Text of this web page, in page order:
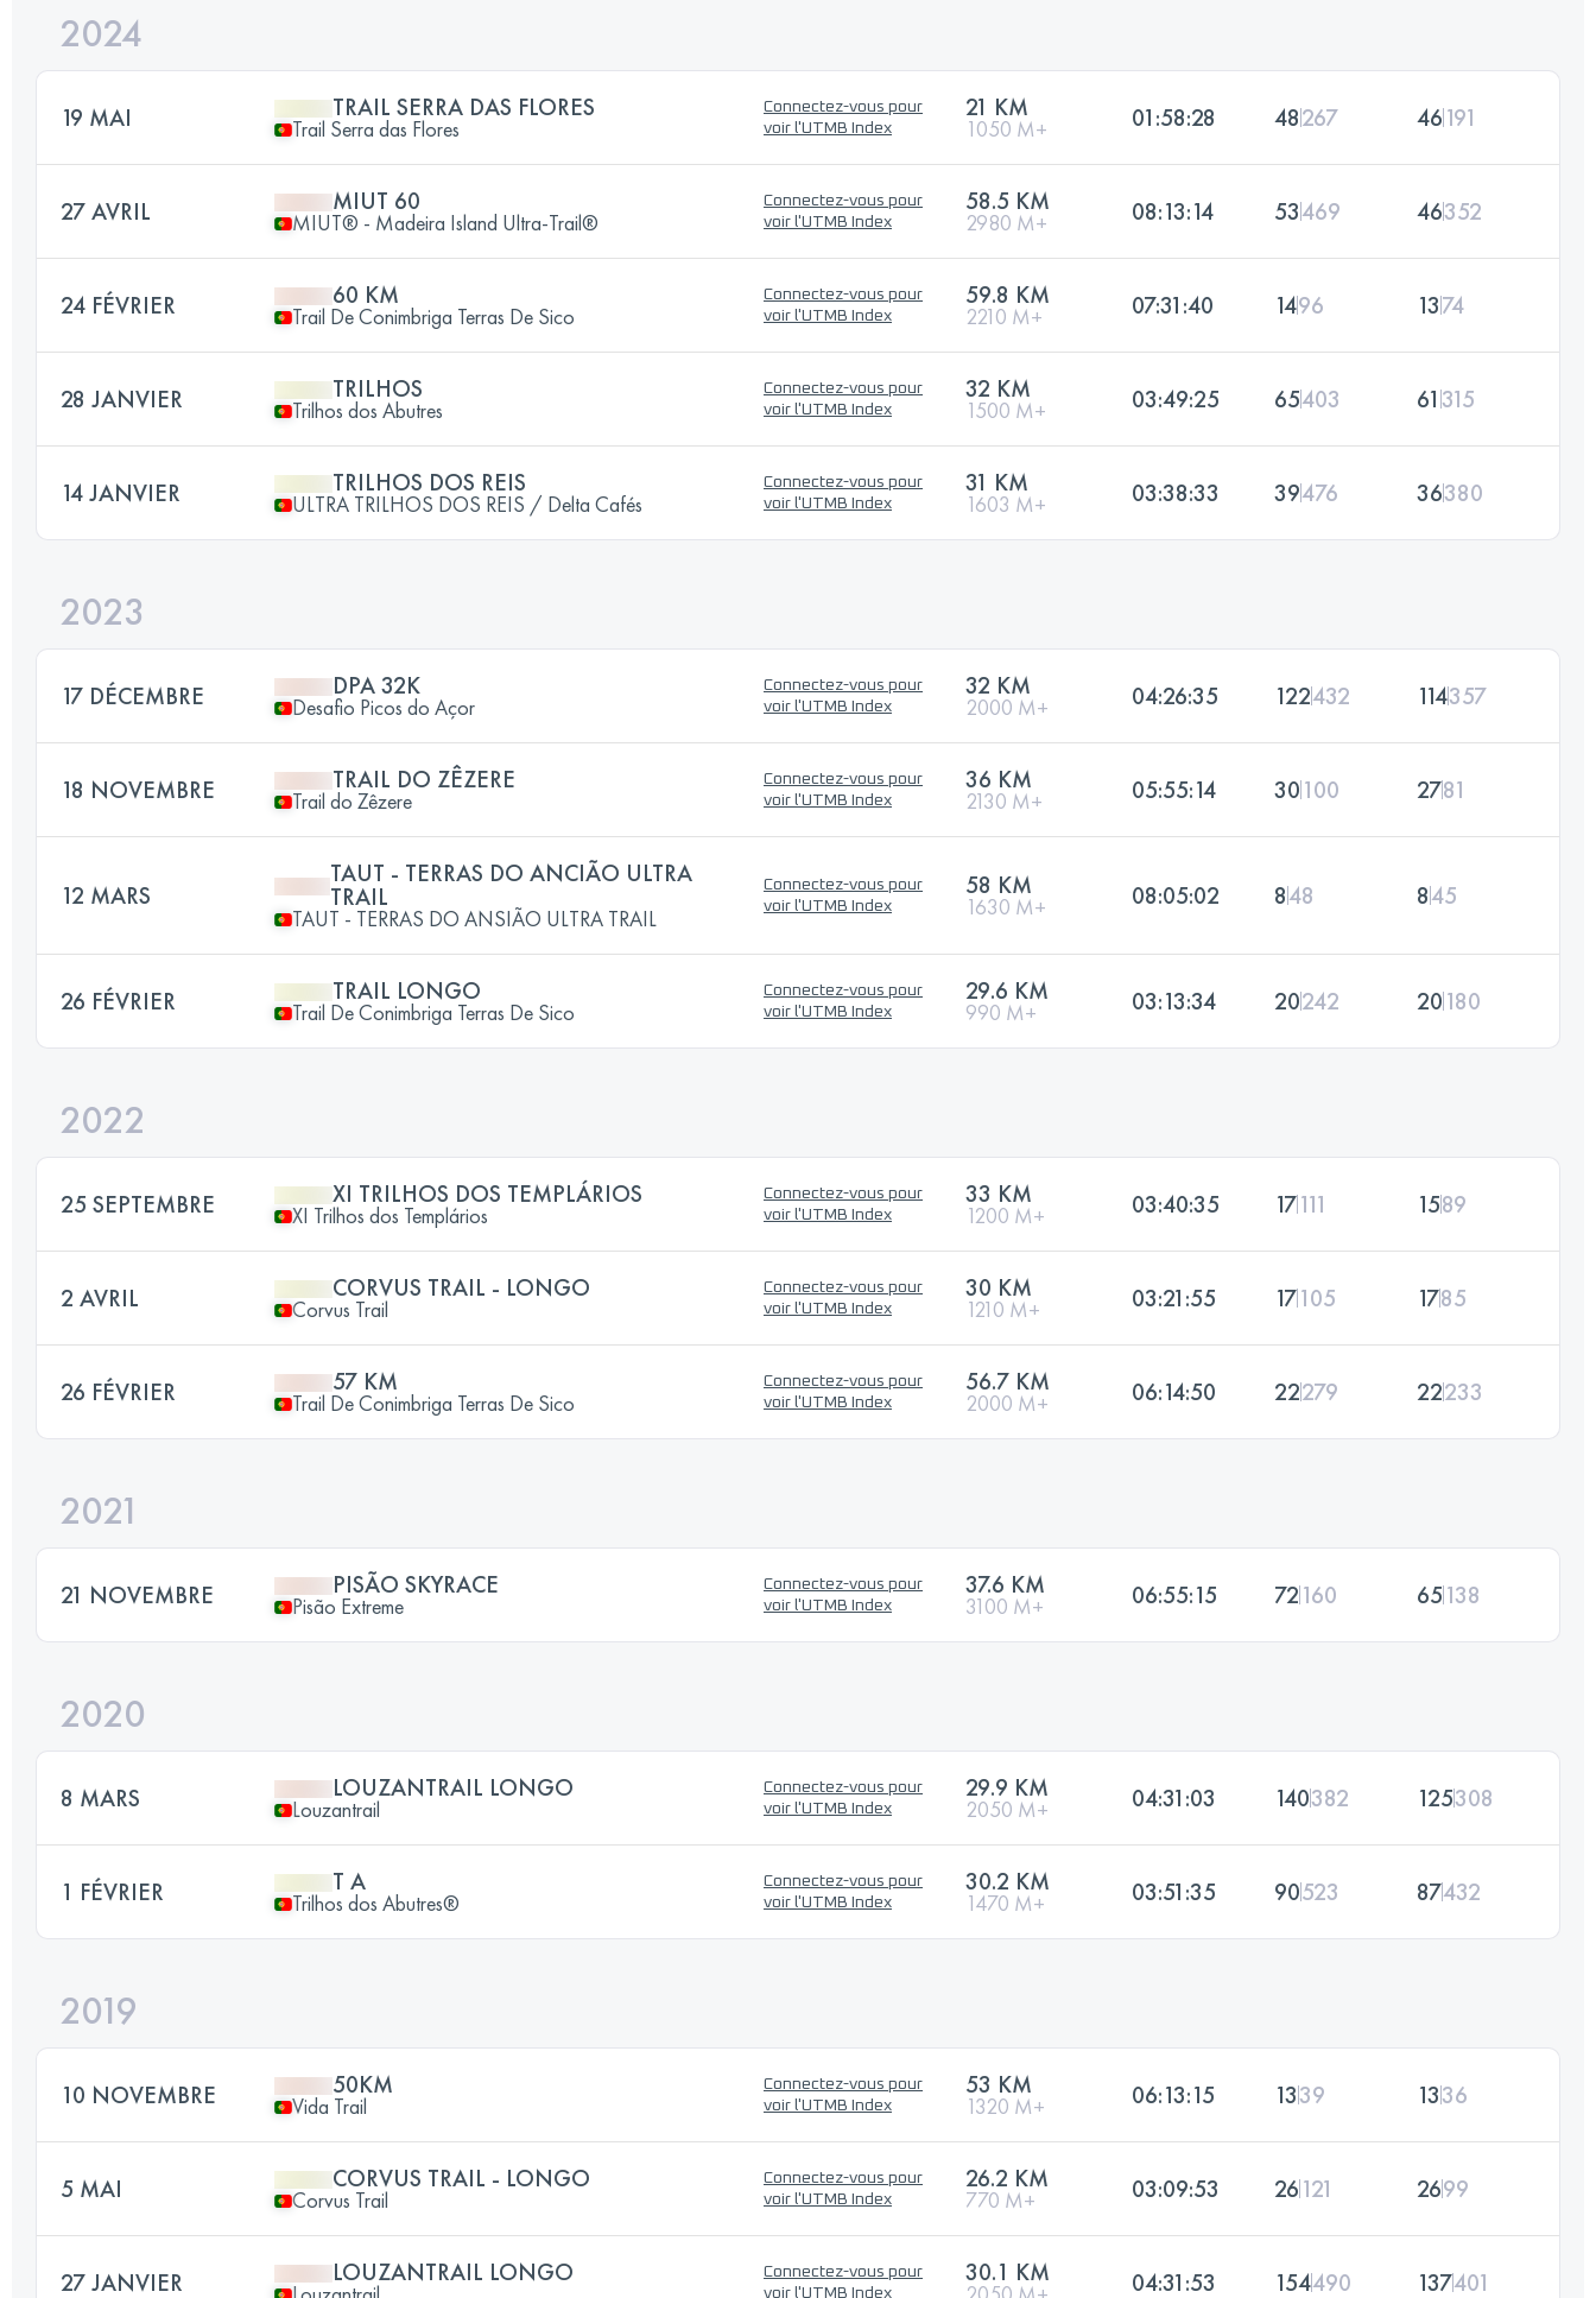
2024
19 MAI TRAIL SERRA DAS FLORES
Trail Serra das Flores
Connectez-vous pour
voir l'UTMB Index
21 KM
1050 M+ 01:58:28 48267 46191
27 AVRIL MIUT 60
MIUT® - Madeira Island Ultra-Trail®
Connectez-vous pour
voir l'UTMB Index
58.5 KM
2980 M+ 08:13:14 53469 46352
24 FÉVRIER 60 KM
Trail De Conimbriga Terras De Sico
Connectez-vous pour
voir l'UTMB Index
59.8 KM
2210 M+ 07:31:40 1496 1374
28 JANVIER TRILHOS
Trilhos dos Abutres
Connectez-vous pour
voir l'UTMB Index
32 KM
1500 M+ 03:49:25 65403 61315
14 JANVIER TRILHOS DOS REIS
ULTRA TRILHOS DOS REIS / Delta Cafés
Connectez-vous pour
voir l'UTMB Index
31 KM
1603 M+ 03:38:33 39476 36380
2023
17 DÉCEMBRE DPA 32K
Desafio Picos do Açor
Connectez-vous pour
voir l'UTMB Index
32 KM
2000 M+ 04:26:35 122432 114357
18 NOVEMBRE TRAIL DO ZÊZERE
Trail do Zêzere
Connectez-vous pour
voir l'UTMB Index
36 KM
2130 M+ 05:55:14 30100 2781
12 MARS
TAUT - TERRAS DO ANCIÃO ULTRA
TRAIL
TAUT - TERRAS DO ANSIÃO ULTRA TRAIL
Connectez-vous pour
voir l'UTMB Index
58 KM
1630 M+ 08:05:02 848 845
26 FÉVRIER TRAIL LONGO
Trail De Conimbriga Terras De Sico
Connectez-vous pour
voir l'UTMB Index
29.6 KM
990 M+ 03:13:34 20242 20180
2022
25 SEPTEMBRE XI TRILHOS DOS TEMPLÁRIOS
XI Trilhos dos Templários
Connectez-vous pour
voir l'UTMB Index
33 KM
1200 M+ 03:40:35 17111 1589
2 AVRIL CORVUS TRAIL - LONGO
Corvus Trail
Connectez-vous pour
voir l'UTMB Index
30 KM
1210 M+ 03:21:55 17105 1785
26 FÉVRIER 57 KM
Trail De Conimbriga Terras De Sico
Connectez-vous pour
voir l'UTMB Index
56.7 KM
2000 M+ 06:14:50 22279 22233
2021
21 NOVEMBRE PISÃO SKYRACE
Pisão Extreme
Connectez-vous pour
voir l'UTMB Index
37.6 KM
3100 M+ 06:55:15 72160 65138
2020
8 MARS LOUZANTRAIL LONGO
Louzantrail
Connectez-vous pour
voir l'UTMB Index
29.9 KM
2050 M+ 04:31:03 140382 125308
1 FÉVRIER T A
Trilhos dos Abutres®
Connectez-vous pour
voir l'UTMB Index
30.2 KM
1470 M+ 03:51:35 90523 87432
2019
10 NOVEMBRE 50KM
Vida Trail
Connectez-vous pour
voir l'UTMB Index
53 KM
1320 M+ 06:13:15 1339 1336
5 MAI CORVUS TRAIL - LONGO
Corvus Trail
Connectez-vous pour
voir l'UTMB Index
26.2 KM
770 M+ 03:09:53 26121 2699
27 JANVIER LOUZANTRAIL LONGO
Connectez-vous pour
voir l'UTMB Index
30.1 KM 04:31:53 154490 137401